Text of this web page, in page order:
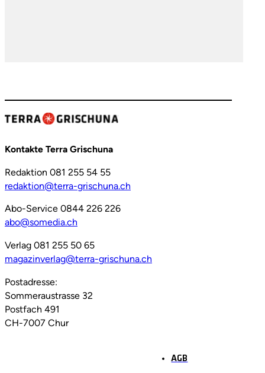
Kontakte Terra Grischuna
Redaktion 081 255 54 55
redaktion@terra-grischuna.ch
Abo-Service 0844 226 226
abo@somedia.ch
Verlag 081 255 50 65
magazinverlag@terra-grischuna.ch
Postadresse:
Sommeraustrasse 32
Postfach 491
CH-7007 Chur
AGB